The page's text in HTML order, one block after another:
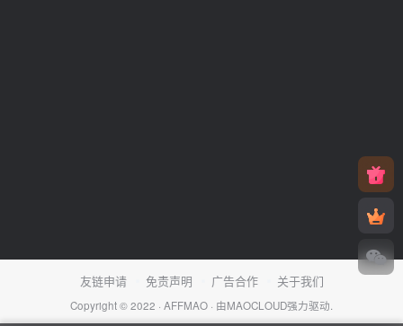
友链申请 免责声明 广告合作 关于我们
Copyright © 2022 · AFFMAO · 由MAOCLOUD强力驱动.